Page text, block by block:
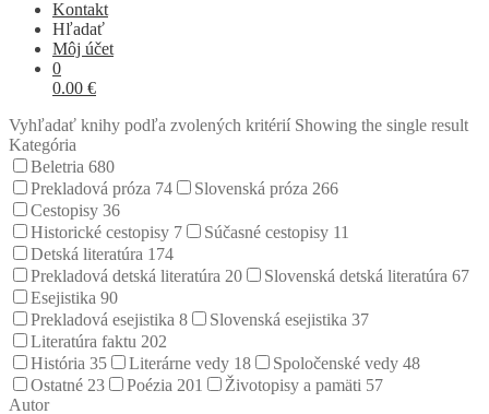
Kontakt
Hľadať
Môj účet
0
0.00 €
Vyhľadať knihy podľa zvolených kritérií Showing the single result
Kategória
Beletria 680
Prekladová próza 74 Slovenská próza 266
Cestopisy 36
Historické cestopisy 7 Súčasné cestopisy 11
Detská literatúra 174
Prekladová detská literatúra 20 Slovenská detská literatúra 67
Esejistika 90
Prekladová esejistika 8 Slovenská esejistika 37
Literatúra faktu 202
História 35 Literárne vedy 18 Spoločenské vedy 48
Ostatné 23 Poézia 201 Životopisy a pamäti 57
Autor